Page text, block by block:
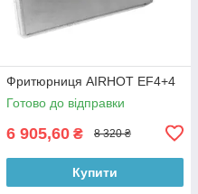
Фритюрниця AIRHOT EF4+4
Готово до відправки
6 905,60 ₴ 8 320 ₴
Купити